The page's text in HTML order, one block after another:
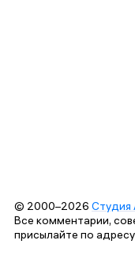
© 2000–2026 Студия
Все комментарии,
присылайте по